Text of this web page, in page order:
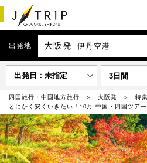
出発地 大阪発 伊丹空港
出発日：未指定 3日間
四国旅行・中国地方旅行 大阪発
特
とにかく安くいきたい！10月 中国・四国ツアー